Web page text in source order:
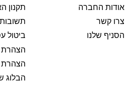
אודות החברה
צרו קשר
הסניף שלנו
תקנון
ביטול
הצהרת
הצהרת
הבלוג